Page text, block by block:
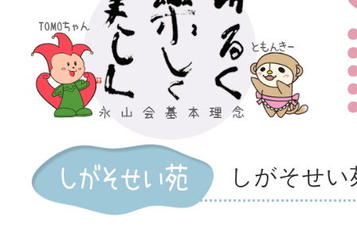
しがそせ